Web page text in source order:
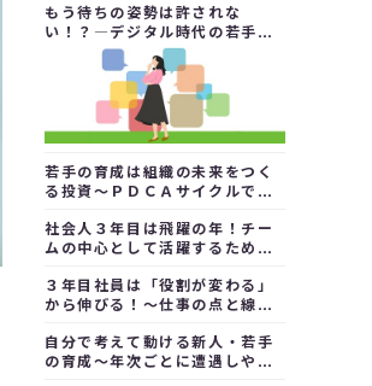
もう待ちの姿勢は許されな
い！？―デジタル時代の若手に
求められるキャリア自律と主体
若手の育成は組織の未来をつく
る投資～ＰＤＣＡサイクルで成
社会人３年目は飛躍の年！チー
ムの中心として活躍するための
３年目社員は「役割が変わる」
から伸びる！～仕事の点と線を
自分で考えて動ける新人・若手
の育成～年次ごとに遭遇しやす